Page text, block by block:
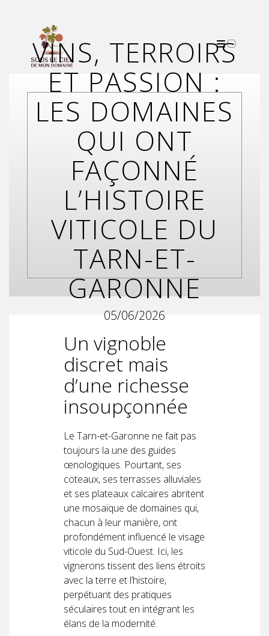
PUBLICATIONS
VINS, TERROIRS
ET PASSION :
LES DOMAINES
QUI ONT
FAÇONNÉ
L’HISTOIRE
VITICOLE DU
TARN-ET-
GARONNE
05/06/2026
Un vignoble
discret mais
d’une richesse
insoupçonnée
Le Tarn-et-Garonne ne fait pas
toujours la une des guides
œnologiques. Pourtant, ses
coteaux, ses terrasses alluviales
et ses plateaux calcaires abritent
une mosaïque de domaines qui,
chacun à leur manière, ont
profondément influencé le visage
viticole du Sud-Ouest. Ici, les
vignerons tissent des liens étroits
avec la terre et l’histoire,
perpétuant des pratiques
séculaires tout en intégrant les
élans de la modernité.